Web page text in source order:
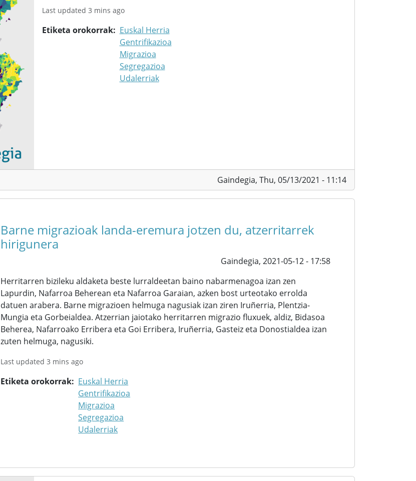
Last updated 3 mins ago
Etiketa orokorrak
Euskal Herria
Gentrifikazioa
Migrazioa
Segregazioa
Udalerriak
Gaindegia, Thu, 05/13/2021 - 11:14
Barne migrazioak landa-eremura jotzen du, atzerritarrek
hirigunera
Gaindegia, 2021-05-12 - 17:58
Herritarren bizileku aldaketa beste lurraldeetan baino nabarmenagoa izan zen
Lapurdin, Nafarroa Beherean eta Nafarroa Garaian, azken bost urteotako errolda
datuen arabera. Barne migrazioen helmuga nagusiak izan ziren Iruñerria, Plentzia-
Mungia eta Gorbeialdea. Atzerrian jaiotako herritarren migrazio fluxuek, aldiz, Bidasoa
Beherea, Nafarroako Erribera eta Goi Erribera, Iruñerria, Gasteiz eta Donostialdea izan
zuten helmuga, nagusiki.
Last updated 3 mins ago
Etiketa orokorrak
Euskal Herria
Gentrifikazioa
Migrazioa
Segregazioa
Udalerriak